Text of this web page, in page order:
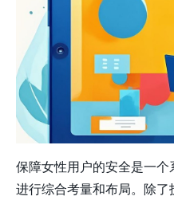
保障女性用户的安全是一
进行综合考量和布局。除